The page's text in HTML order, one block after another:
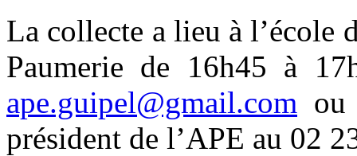
La collecte a lieu à l’école
Paumerie de 16h45 à
ape.guipel@gmail.com ou
président de l’APE au 02